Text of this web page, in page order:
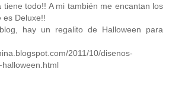
tiene todo!! A mi también me encantan los
es Deluxe!!
hay un regalito de Halloween para
2011/10/disenos-